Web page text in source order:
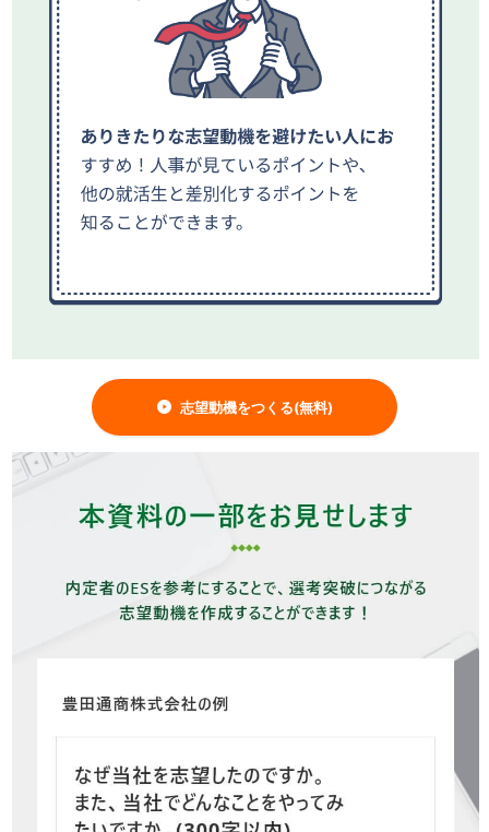
志望動機をつくる(無料)